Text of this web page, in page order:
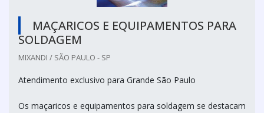
MAÇARICOS E EQUIPAMENTOS PARA
SOLDAGEM
MIXANDI / SÃO PAULO - SP
Atendimento exclusivo para Grande São Paulo
Os maçaricos e equipamentos para soldagem se destacam